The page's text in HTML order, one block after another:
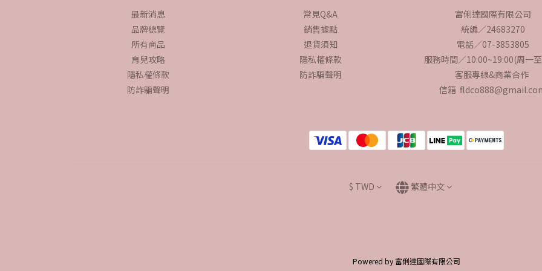
最新消息
品牌總覽
所有商品
育兒攻略
隱私權條款
防詐騙聲明
常見Q&A
銷售據點
退貨須知
隱私權條款
防詐騙聲明
富俐達國際有限公司
統編／24683270
電話／07-3853805
服務時間／10:00~19:00(周一
客服專線&商業合作
信箱
$ TWD 繁體中文
Powered by 富俐達國際有限公司